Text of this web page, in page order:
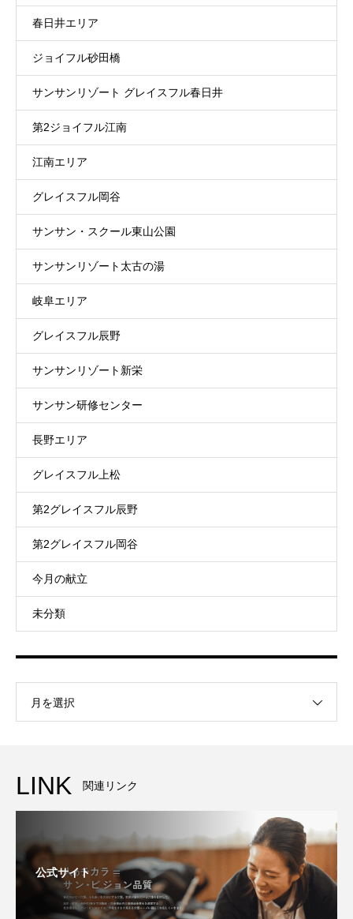
春日井エリア
ジョイフル砂田橋
サンサンリゾート グレイスフル春日井
第2ジョイフル江南
江南エリア
グレイスフル岡谷
サンサン・スクール東山公園
サンサンリゾート太古の湯
岐阜エリア
グレイスフル辰野
サンサンリゾート新栄
サンサン研修センター
長野エリア
グレイスフル上松
第2グレイスフル辰野
第2グレイスフル岡谷
今月の献立
未分類
月を選択
LINK 関連リンク
公式サイト